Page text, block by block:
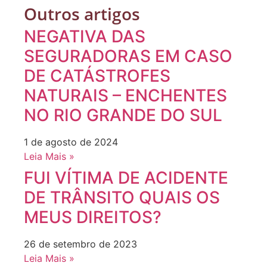
Outros artigos
NEGATIVA DAS
SEGURADORAS EM CASO
DE CATÁSTROFES
NATURAIS – ENCHENTES
NO RIO GRANDE DO SUL
1 de agosto de 2024
Leia Mais »
FUI VÍTIMA DE ACIDENTE
DE TRÂNSITO QUAIS OS
MEUS DIREITOS?
26 de setembro de 2023
Leia Mais »